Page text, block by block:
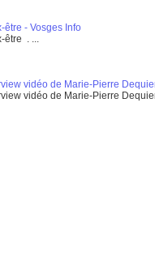
être - Vosges Info
être . ...
vidéo de Marie-Pierre
vidéo de Marie-Pierre